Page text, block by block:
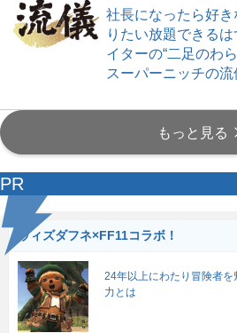
社長になったら好
りたい放題できる
イターの“二足のわ
スーパーニッチの流
もっと見る
PR
ウィズダフネ×FF11コラボ！
24年以上にわたり冒険者
力とは